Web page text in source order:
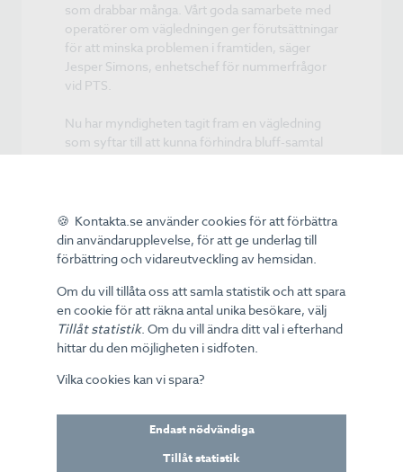
som drabbar många. Vårt goda samarbete med
operatörer om vägledningen ger förutsättningar
för att minska problemen i framtiden, säger
Jesper Simons, enhetschef för nummerfrågor
vid PTS.
Nu har myndigheten tagit fram en vägledning
som syftar till att kunna förhindra bluff-samtal
hindra en stor del av de bedrägeriförsök som
görs via telefon.
pressmeddelande från PTS följande:
• Operatörer ska stoppa samtal med svenska
fasta nummer som kommer in via
internationellt gränssnitt.
som kommer in via internationellt gränssnitt,
använder ett svenskt abonnemang i utlandet.
blockera nummerpresentationen i stället för att
🍪 Kontakta.se använder cookies för att förbättra
din användarupplevelse, för att ge underlag till
förbättring och vidareutveckling av hemsidan.
Om du vill tillåta oss att samla statistik och att spara
en cookie för att räkna antal unika besökare, välj
Tillåt statistik. Om du vill ändra ditt val i efterhand
hittar du den möjligheten i sidfoten.
Vilka cookies kan vi spara?
Endast nödvändiga
Tillåt statistik